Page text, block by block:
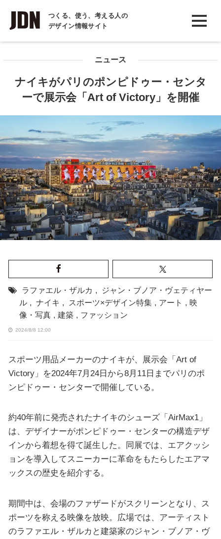
つくる、使う、考える人の
デザイン情報サイト
INTERVIEW
インタビュー
COLUMN
ニュース
ナイキがパリのポンピドゥー・センタ
ーで展示会「Art of Victory」を開催
ラファエル・ザルカ ,
ジャン・ブノア・ヴェティヤー
ル , ナイキ , スポーツ×デザイン特集 , アート , 映
像・写真 , 建築 , ファッション
2024/8/8 12:00
スポーツ用品メーカーのナイキが、展示会「Art of
Victory」を2024年7月24日から8月11日までパリのポ
ンピドゥー・センターで開催している。
約40年前に発売されたナイキのシューズ「AirMax1」
は、デザイナーがポンピドゥー・センターの構造デザ
インから着想を得て誕生した。同展では、エアクッシ
ョンを導入してスニーカーに革命をもたらしたエアマ
ックスの歴史を紹介する。
期間中は、会場のファザードがスクリーンとなり、ス
ポーツを称える映像を放映。広場では、アーティスト
のラファエル・ザルカと建築家のジャン・ブノア・ヴ